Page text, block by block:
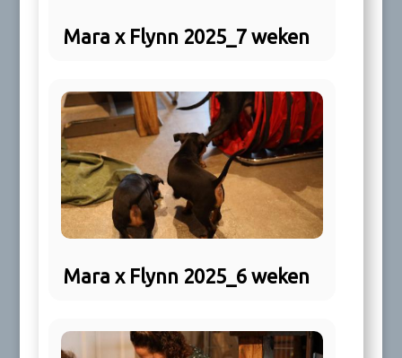
Mara x Flynn 2025_7 weken
Mara x Flynn 2025_6 weken